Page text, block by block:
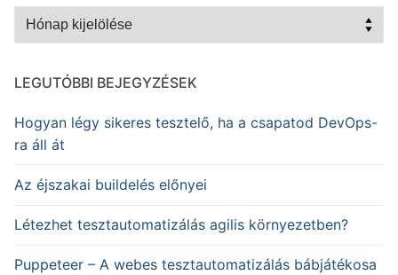
Archívum
LEGUTÓBBI BEJEGYZÉSEK
Hogyan légy sikeres tesztelő, ha a csapatod DevOps-
ra áll át
Az éjszakai buildelés előnyei
Létezhet tesztautomatizálás agilis környezetben?
Puppeteer – A webes tesztautomatizálás bábjátékosa